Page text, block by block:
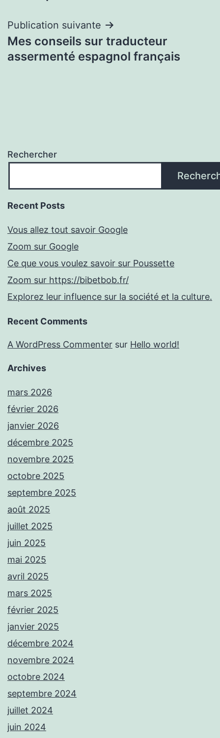
Publication suivante
Mes conseils sur traducteur
assermenté espagnol français
Rechercher
Recent Posts
Vous allez tout savoir Google
Zoom sur Google
Ce que vous voulez savoir sur Poussette
Zoom sur https://bibetbob.fr/
Explorez leur influence sur la société et la culture.
Recent Comments
A WordPress Commenter sur Hello world!
Archives
mars 2026
février 2026
janvier 2026
décembre 2025
novembre 2025
octobre 2025
septembre 2025
août 2025
juillet 2025
juin 2025
mai 2025
avril 2025
mars 2025
février 2025
janvier 2025
décembre 2024
novembre 2024
octobre 2024
septembre 2024
juillet 2024
juin 2024